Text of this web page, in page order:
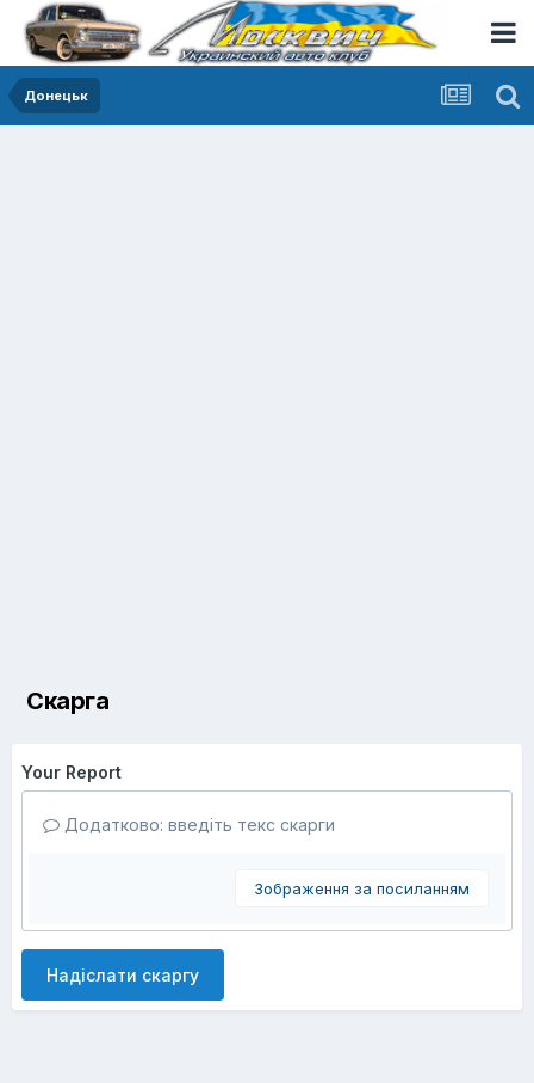
Донецьк
Скарга
Your Report
Додатково: введіть текс скарги
Зображення за посиланням
Надіслати скаргу